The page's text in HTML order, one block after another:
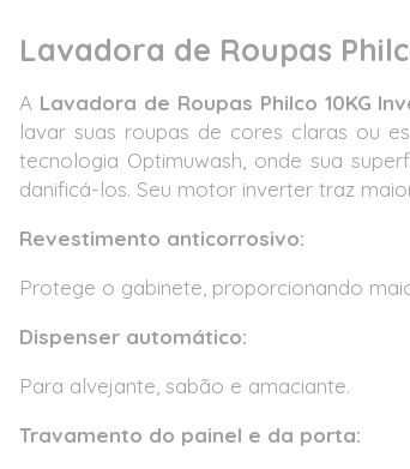
Lavadora de Roupas
A Lavadora de Roupas Philco 10KG
lavar suas roupas de cores claras ou
tecnologia Optimuwash, onde sua
danificá-los. Seu motor inverter traz
Revestimento anticorrosivo:
Protege o gabinete, proporcionando
Dispenser automático:
Para alvejante, sabão e amaciante.
Travamento do painel e da porta: